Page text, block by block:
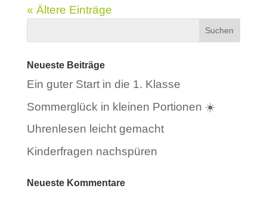
« Ältere Einträge
Neueste Beiträge
Ein guter Start in die 1. Klasse
Sommerglück in kleinen Portionen ☀️
Uhrenlesen leicht gemacht
Kinderfragen nachspüren
Neueste Kommentare